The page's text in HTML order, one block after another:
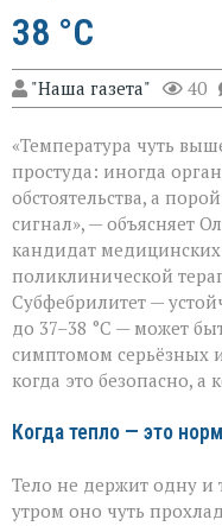
38 °C
"Наша газета" 40
«Температура чуть
простуда: иногда
обстоятельства, а
сигнал», — объясняет
кандидат
поликлинической
Субфебрилитет —
до 37–38 °C — может
симптомом серьёзных
когда это безопасно, а
Когда тепло — это
Тело не держит одну и
утром оно чуть